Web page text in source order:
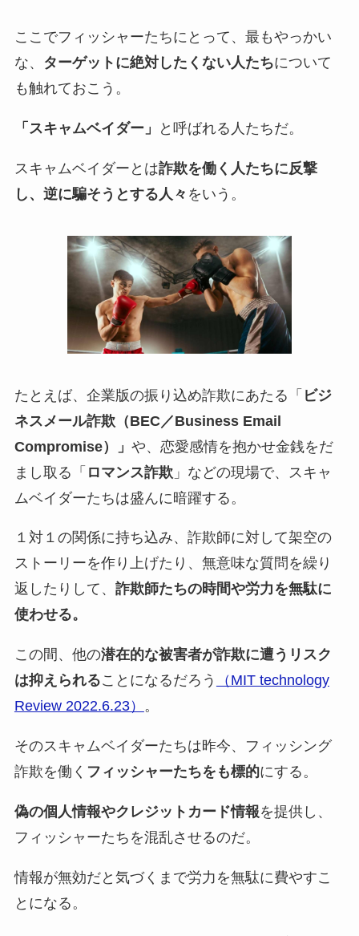
ここでフィッシャーたちにとって、最もやっかい
な、
ターゲットに絶対したくない人たちについて
も触れておこう。
「スキャムベイダー」 と呼ばれる人たちだ。
スキャムベイダーとは詐欺を働く人たちに反撃
し、逆に騙そうとする人々 をいう。
たとえば、企業版の振り込め詐欺にあたる「 ビジ
ネスメール詐欺（BEC／Business Email
Compromise）」 や、恋愛感情を抱かせ金銭をだ
まし取る「 ロマンス詐欺」などの現場で、スキャ
ムベイダーたちは盛んに暗躍する。
１対１の関係に持ち込み、詐欺師に対して架空の
ストーリーを作り上げたり、無意味な質問を繰り
返したりして、 詐欺師たちの時間や労力を無駄に
使わせる。
この間、他の潜在的な被害者が詐欺に遭うリスク
は抑えられることになるだろう
（MIT technology
Review 2022.6.23） 。
そのスキャムベイダーたちは昨今、フィッシング
詐欺を働く フィッシャーたちをも標的にする。
偽の個人情報やクレジットカード情報を提供し、
フィッシャーたちを混乱させるのだ。
情報が無効だと気づくまで労力を無駄に費やすこ
とになる。